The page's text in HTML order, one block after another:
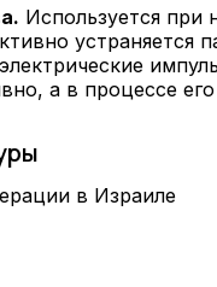
Используется при
устраняется
а в процессе
в Израиле